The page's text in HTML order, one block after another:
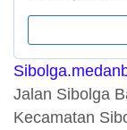
Jalan Sibolga
Kecamatan